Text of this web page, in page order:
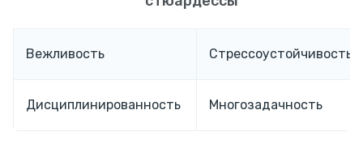
Вежливость Стрессоустойчивость
Дисциплинированность Многозадачность